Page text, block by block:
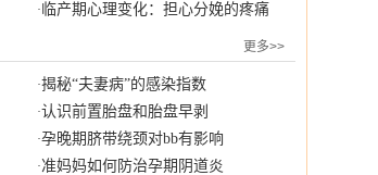
· 临产期心理变化：担心分娩的疼痛
更多>>
·揭秘“夫妻病”的感染指数
·认识前置胎盘和胎盘早剥
·孕晚期脐带绕颈对bb有影响
·准妈妈如何防治孕期阴道炎